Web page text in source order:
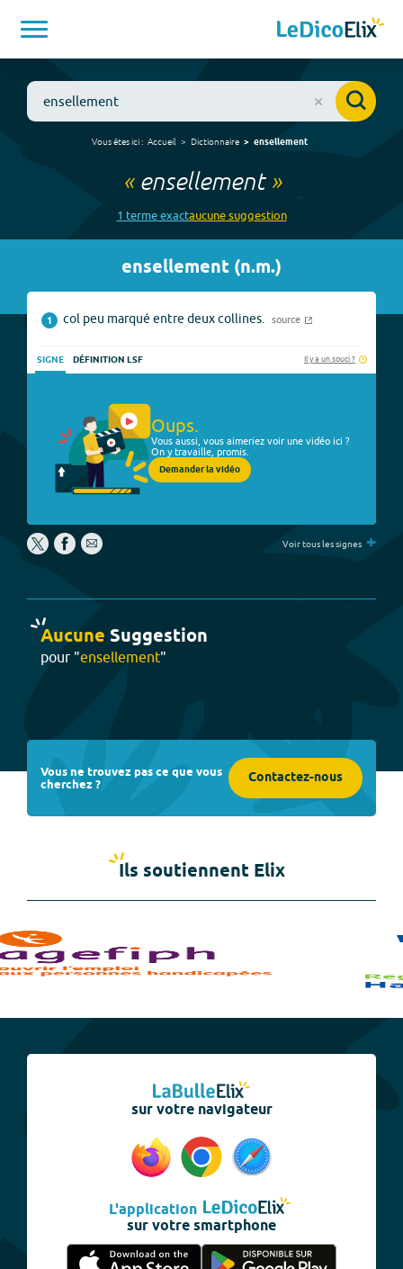
Vous êtes ici : Accueil Dictionnaire ensellement
« ensellement»
1 termeexactaucunesuggestion
ensellement (n.m.)
1 col peu marqué entre deux collines. source
SIGNE DÉFINITION LSF Il y a un souci ?
Oups.
Vous aussi, vous aimeriez voir une vidéo ici ?
On y travaille, promis.
Demander la vidéo
Voir tous les signes +
Aucune Suggestion
pour "ensellement"
Vous ne trouvez pas ce que vous
cherchez ? Contactez-nous
Ils soutiennent Elix
sur votre navigateur
L'application
sur votre smartphone